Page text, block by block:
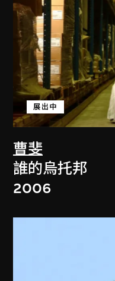
曹斐
展出中
誰的烏托邦
2006